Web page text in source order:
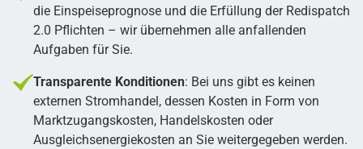
die Einspeiseprognose und die Erfüllung der Redispatch
2.0 Pflichten – wir übernehmen alle anfallenden
Aufgaben für Sie.
Transparente Konditionen: Bei uns gibt es keinen
externen Stromhandel, dessen Kosten in Form von
Marktzugangskosten, Handelskosten oder
Ausgleichsenergiekosten an Sie weitergegeben werden.